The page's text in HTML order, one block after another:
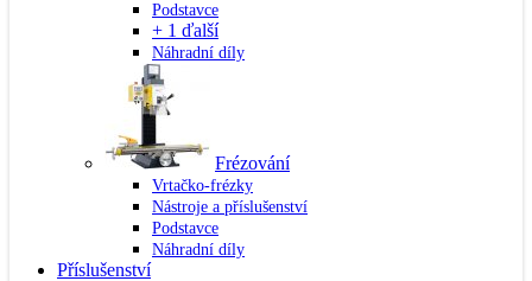
Podstavce
+ 1 ďalší
Náhradní díly
Frézování
Vrtačko-frézky
Nástroje a příslušenství
Podstavce
Náhradní díly
Příslušenství